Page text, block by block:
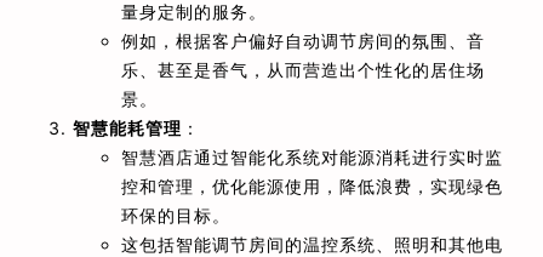
量身定制的服务。
例如，根据客户偏好自动调节房间的氛围、音
乐、甚至是香气，从而营造出个性化的居住场
景。
智慧能耗管理 ：
智慧酒店通过智能化系统对能源消耗进行实时监
控和管理，优化能源使用，降低浪费，实现绿色
环保的目标。
这包括智能调节房间的温控系统、照明和其他电